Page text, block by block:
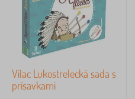
Vilac Lukostrelecká sada s
prísavkami